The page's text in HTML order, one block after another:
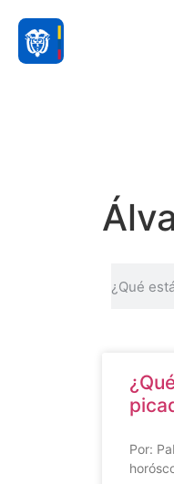
Por: